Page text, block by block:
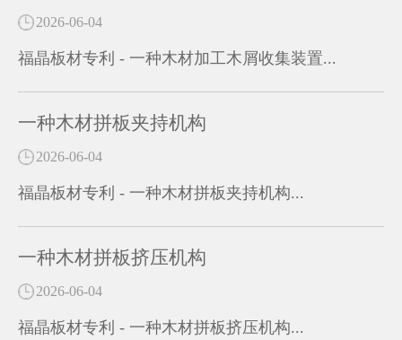
2026-06-04
福晶板材专利 - 一种木材加工木屑收集装置...
一种木材拼板夹持机构
2026-06-04
福晶板材专利 - 一种木材拼板夹持机构...
一种木材拼板挤压机构
2026-06-04
福晶板材专利 - 一种木材拼板挤压机构...